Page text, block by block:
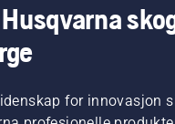
for innovasjon